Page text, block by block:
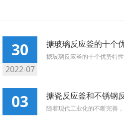
30
2022-07
搪玻璃反应釜的十个
搪玻璃反应釜的十个优势特性
03 搪瓷反应釜和不锈钢
随着现代工业化的不断完善